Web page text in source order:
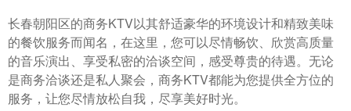
长春朝阳区的商务KTV以其舒适豪华的环境设计和精致美味
的餐饮服务而闻名，在这里，您可以尽情畅饮、欣赏高质量
的音乐演出、享受私密的洽谈空间，感受尊贵的待遇。无论
是商务洽谈还是私人聚会，商务KTV都能为您提供全方位的
服务，让您尽情放松自我，尽享美好时光。